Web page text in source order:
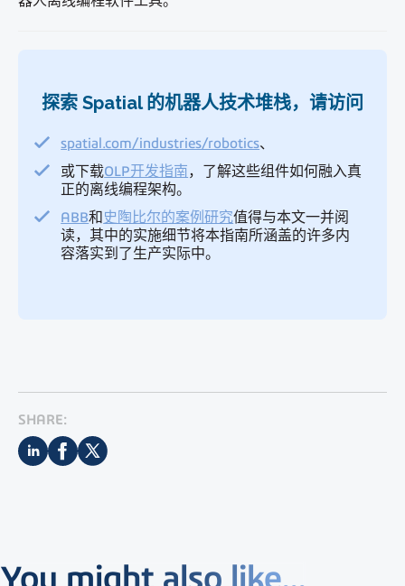
探索 Spatial 的机器人技术堆栈，请访问
spatial.com/industries/robotics、
或下载OLP开发指南，了解这些组件如何融入真
正的离线编程架构。
ABB和 史陶比尔的案例研究值得与本文一并阅
读，其中的实施细节将本指南所涵盖的许多内
容落实到了生产实际中。
SHARE: